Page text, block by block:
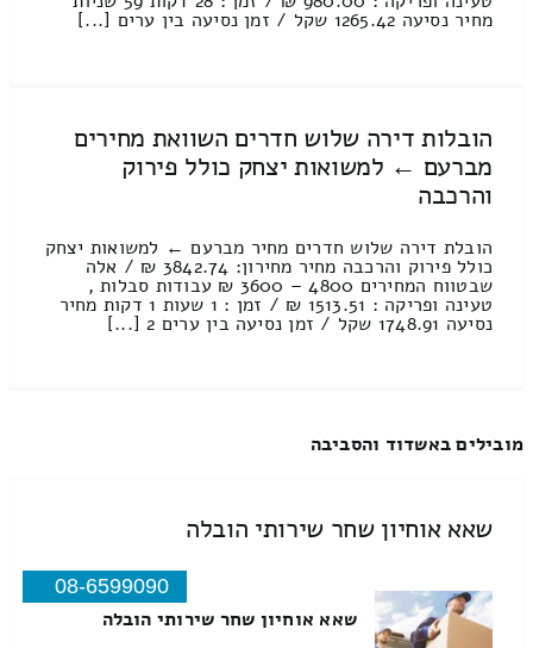
מחיר נסיעה 1265.42 שקל / זמן נסיעה בין ערים [...]
הובלות דירה שלוש חדרים השוואת מחירים
מברעם ← למשואות יצחק כולל פירוק
והרכבה
הובלת דירה שלוש חדרים מחיר מברעם ← למשואות יצחק
כולל פירוק והרכבה מחיר מחירון: 3842.74 ₪ / אלה
שבטווח המחירים 4800 – 3600 ₪ עבודות סבלות ,
טעינה ופריקה : 1513.51 ₪ / זמן : 1 שעות 1 דקות מחיר
נסיעה 1748.91 שקל / זמן נסיעה בין ערים 2 [...]
מובילים באשדוד והסביבה
שאא אוחיון שחר שירותי הובלה
08-6599090
שאא אוחיון שחר שירותי הובלה